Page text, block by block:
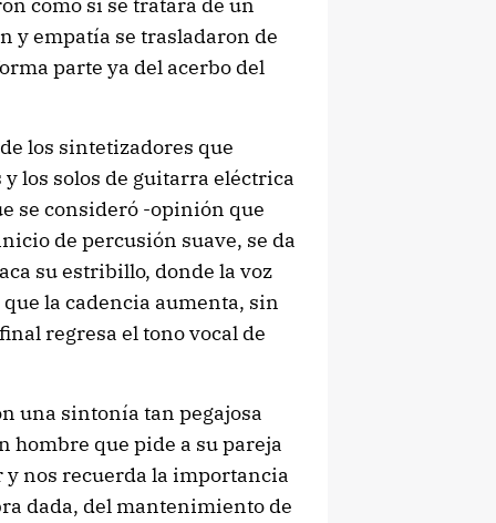
y empatía se trasladaron de
parte ya del acerbo del
los sintetizadores que
los solos de guitarra eléctrica
se consideró -opinión que
de percusión suave, se da
su estribillo, donde la voz
la cadencia aumenta, sin
regresa el tono vocal de
una sintonía tan pegajosa
hombre que pide a su pareja
y nos recuerda la importancia
dada, del mantenimiento de